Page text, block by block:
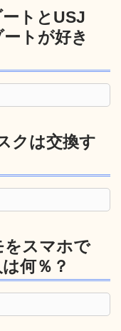
トとUSJ
トが好き
クは交換す
スマホで
何％？